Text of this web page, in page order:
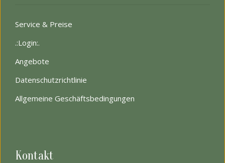
Service & Preise
.:Login:.
Angebote
Datenschutzrichtlinie
Allgemeine Geschäftsbedingungen
Kontakt